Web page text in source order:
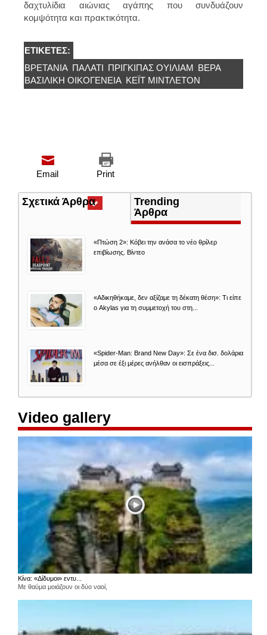
δαχτυλίδια αιώνιας αγάπης που συνδυάζουν
κομψότητα και πρακτικότητα.
ΕΤΙΚΈΤΕΣ:
ΒΡΕΤΑΝΊΑ ΠΑΛΑΤΙ ΠΡΊΓΚΙΠΑΣ OΥΊΛΙΑΜ ΒΕΡΑ
ΒΑΣΙΛΙΚΗ ΟΙΚΟΓΕΝΕΙΑ ΚΕΪΤ ΜΙΝΤΛΕΤΟΝ
Print
Email
Σχετικά Άρθρα(ενεργή
καρτέλα)
Trending
Άρθρα
«Πτώση 2»: Κόβει την ανάσα το νέο θρίλερ
επιβίωσης. Βίντεο
«Aδικηθήκαμε, δεν αξίζαμε τη δέκατη θέση»: Τι είπε
ο Akylas για τη συμμετοχή του στη...
«Spider-Man: Brand New Day»: Σε ένα δισ. δολάρια
μέσα σε έξι μέρες ανήλθαν οι εισπράξεις...
Video gallery
Κίνα: «Δίδυμοι» εντυ...
Με θαύμα μοιάζουν οι δύο ναοί,